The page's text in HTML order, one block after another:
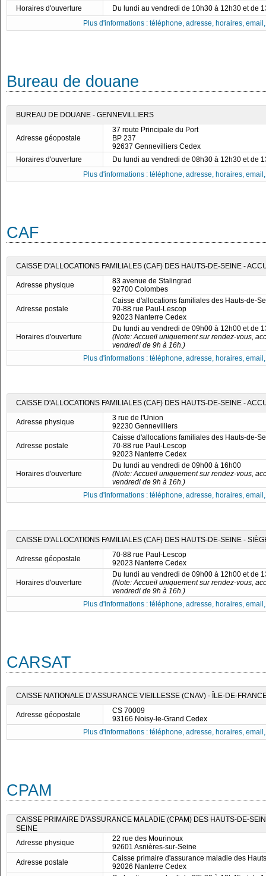
Horaires d'ouverture
Du lundi au vendredi de 10h30 à 12h30 et de
Plus d'informations : téléphone, adresse, horaires,
Bureau de douane
BUREAU DE DOUANE - GENNEVILLIERS
Adresse géopostale
37 route Principale du Port
BP 237
92637 Gennevilliers Cedex
Horaires d'ouverture
Du lundi au vendredi de 08h30 à 12h30 et de
Plus d'informations : téléphone, adresse, horaires,
CAF
CAISSE D'ALLOCATIONS FAMILIALES (CAF) DES HAUTS-DE-SEINE -
Adresse physique
83 avenue de Stalingrad
92700 Colombes
Adresse postale
Caisse d'allocations familiales des Hauts-de-
70-88 rue Paul-Lescop
92023 Nanterre Cedex
Horaires d'ouverture
Du lundi au vendredi de 09h00 à 12h00 et de
(Note: Accueil uniquement sur rendez-vous,
vendredi de 9h à 16h.)
Plus d'informations : téléphone, adresse, horaires,
CAISSE D'ALLOCATIONS FAMILIALES (CAF) DES HAUTS-DE-SEINE -
Adresse physique
3 rue de l'Union
92230 Gennevilliers
Adresse postale
Caisse d'allocations familiales des Hauts-de-
70-88 rue Paul-Lescop
92023 Nanterre Cedex
Horaires d'ouverture
Du lundi au vendredi de 09h00 à 16h00
(Note: Accueil uniquement sur rendez-vous,
vendredi de 9h à 16h.)
Plus d'informations : téléphone, adresse, horaires,
CAISSE D'ALLOCATIONS FAMILIALES (CAF) DES HAUTS-DE-SEINE -
Adresse géopostale
70-88 rue Paul-Lescop
92023 Nanterre Cedex
Horaires d'ouverture
Du lundi au vendredi de 09h00 à 12h00 et de
(Note: Accueil uniquement sur rendez-vous,
vendredi de 9h à 16h.)
Plus d'informations : téléphone, adresse, horaires,
CARSAT
CAISSE NATIONALE D’ASSURANCE VIEILLESSE (CNAV) - ÎLE-DE-
Adresse géopostale
CS 70009
93166 Noisy-le-Grand Cedex
Plus d'informations : téléphone, adresse, horaires,
CPAM
CAISSE PRIMAIRE D'ASSURANCE MALADIE (CPAM) DES HAUTS-DE-
SEINE
Adresse physique
22 rue des Mourinoux
92601 Asnières-sur-Seine
Adresse postale
Caisse primaire d'assurance maladie des
92026 Nanterre Cedex